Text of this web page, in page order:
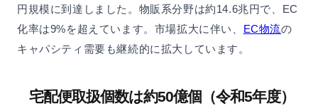
円規模に到達しました。物販系分野は約14.6兆円で、EC
化率は9%を超えています。市場拡大に伴い、 EC物流の
キャパシティ需要も継続的に拡大しています。
宅配便取扱個数は約50億個（令和5年度）